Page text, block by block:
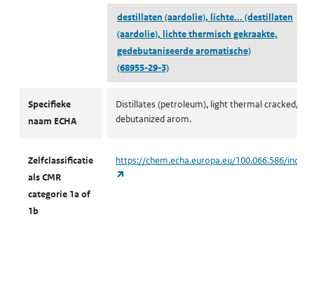
destillaten (aardolie), lichte... (destillaten
(aardolie), lichte thermisch gekraakte,
gedebutaniseerde aromatische)
(68955-29-3)
Specifieke
naam ECHA
Distillates (petroleum), light thermal cracked,
debutanized arom.
Zelfclassificatie
als CMR
categorie 1a of
1b
https://chem.echa.europa.eu/100.066.586/